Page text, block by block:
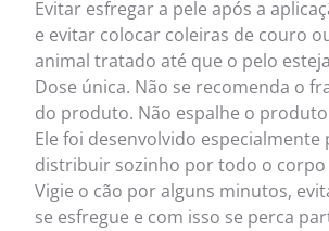
Evitar esfregar a pele após a
e evitar colocar coleiras de couro
animal tratado até que o pelo
Dose única. Não se recomenda o
do produto. Não espalhe o
Ele foi desenvolvido especialmente
distribuir sozinho por todo o corpo
Vigie o cão por alguns minutos,
se esfregue e com isso se perca